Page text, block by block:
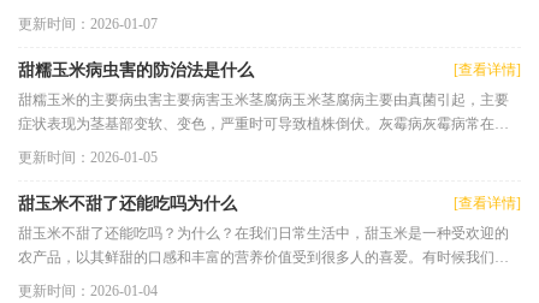
种时，需要考虑以下几个因素
更新时间：2026-01-07
甜糯玉米病虫害的防治法是什么
[查看详情]
甜糯玉米的主要病虫害主要病害玉米茎腐病玉米茎腐病主要由真菌引起，主要
症状表现为茎基部变软、变色，严重时可导致植株倒伏。灰霉病灰霉病常在潮
湿环境下发生，主要影响叶片
更新时间：2026-01-05
甜玉米不甜了还能吃吗为什么
[查看详情]
甜玉米不甜了还能吃吗？为什么？在我们日常生活中，甜玉米是一种受欢迎的
农产品，以其鲜甜的口感和丰富的营养价值受到很多人的喜爱。有时候我们可
能会遇到这样一种情况：买回
更新时间：2026-01-04